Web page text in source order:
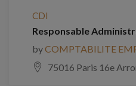
CDI
Responsable
byCOMPTABILITE
75016 Paris 16e